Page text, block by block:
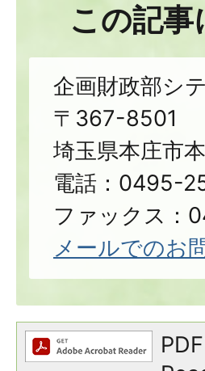
この記
企画財政部シ
〒367-8501
埼玉県本庄市
電話：0495-
ファックス：
メールでのお